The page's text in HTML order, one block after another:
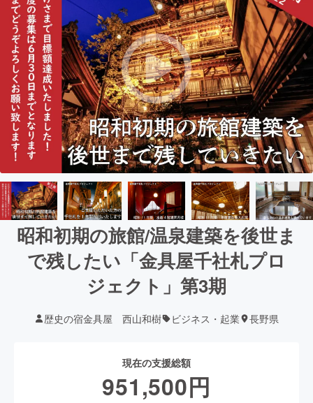
昭和初期の旅館/温泉建築を後世ま
で残したい「金具屋千社札プロ
ジェクト」第3期
歴史の宿金具屋 西山和樹 ビジネス・起業 長野県
現在の支援総額
951,500円